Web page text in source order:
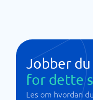
Jobber du
for dette
Les om hvordan